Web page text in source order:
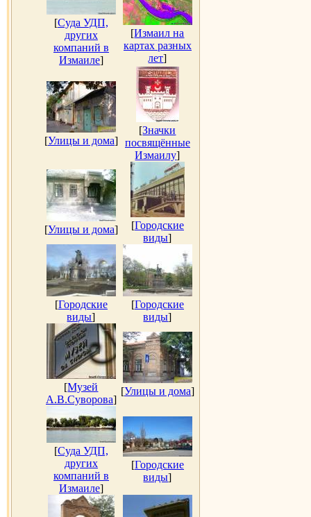
[Суда УДП,
других
компаний в
Измаиле]
[Измаил на
картах разных
лет]
[Улицы и дома]
[Значки
посвящённые
Измаилу]
[Улицы и дома] [Городские
виды]
[Городские
виды]
[Городские
виды]
[Музей
А.В.Суворова]
[Улицы и дома]
[Суда УДП,
других
компаний в
Измаиле]
[Городские
виды]